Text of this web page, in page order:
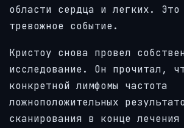
области сердца и легких. Это
тревожное событие.
Кристоу снова провел
исследование. Он прочитал,
конкретной лимфомы частота
ложноположительных
сканирования в конце лечения